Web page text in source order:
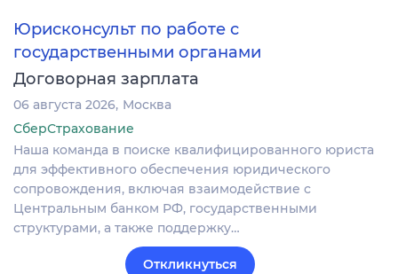
Юрисконсульт по работе с
государственными органами
Договорная зарплата
06 августа 2026 Москва
СберСтрахование
Наша команда в поиске квалифицированного юриста
для эффективного обеспечения юридического
сопровождения, включая взаимодействие с
Центральным банком РФ, государственными
структурами, а также поддержку…
Откликнуться